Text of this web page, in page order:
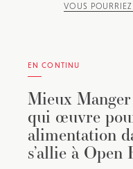
VOUS POURRIEZ
EN CONTINU
Mieux Manger
qui œuvre
alimentation
s’allie à Open